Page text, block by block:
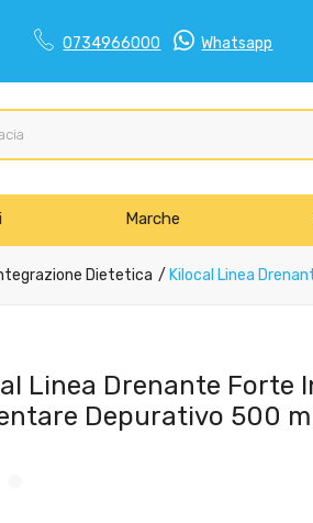
0734966000 Whatsapp
Marche
Dietetica Kilocal Linea
Linea Drenante Forte
Depurativo 500